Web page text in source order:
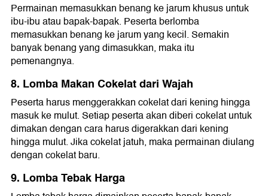
Permainan memasukkan benang ke jarum khusus untuk
ibu-ibu atau bapak-bapak. Peserta berlomba
memasukkan benang ke jarum yang kecil. Semakin
banyak benang yang dimasukkan, maka itu
pemenangnya.
8. Lomba Makan Cokelat dari Wajah
Peserta harus menggerakkan cokelat dari kening hingga
masuk ke mulut. Setiap peserta akan diberi cokelat untuk
dimakan dengan cara harus digerakkan dari kening
hingga mulut. Jika cokelat jatuh, maka permainan diulang
dengan cokelat baru.
9. Lomba Tebak Harga